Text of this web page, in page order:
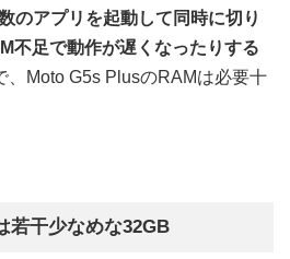
のアプリを起動して同時に切り
不足で動作が遅くなったりする
、Moto G5s PlusのRAMは必要十
若干少なめな32GB